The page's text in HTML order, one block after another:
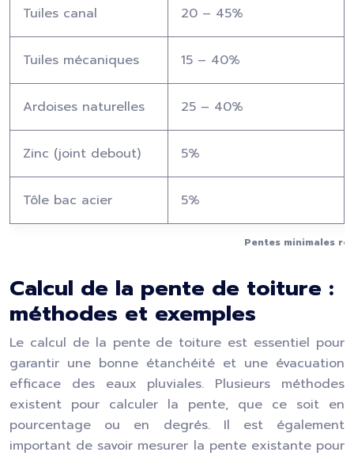
Pentes minimales
Tuiles canal 20 – 45%
Tuiles mécaniques 15 – 40%
Ardoises naturelles 25 – 40%
Zinc (joint debout) 5%
Tôle bac acier 5%
Calcul de la pente de toiture :
méthodes et exemples
Le calcul de la pente de toiture est essentiel pour
garantir une bonne étanchéité et une évacuation
efficace des eaux pluviales. Plusieurs méthodes
existent pour calculer la pente, que ce soit en
pourcentage ou en degrés. Il est également
important de savoir mesurer la pente existante pour